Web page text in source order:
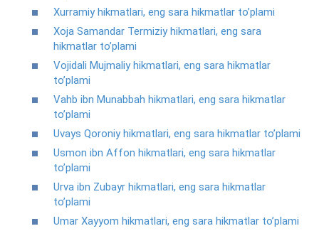
Xurramiy hikmatlari, eng sara hikmatlar to’plami
Xoja Samandar Termiziy hikmatlari, eng sara
hikmatlar to’plami
Vojidali Mujmaliy hikmatlari, eng sara hikmatlar
to’plami
Vahb ibn Munabbah hikmatlari, eng sara hikmatlar
to’plami
Uvays Qoroniy hikmatlari, eng sara hikmatlar to’plami
Usmon ibn Affon hikmatlari, eng sara hikmatlar
to’plami
Urva ibn Zubayr hikmatlari, eng sara hikmatlar
to’plami
Umar Xayyom hikmatlari, eng sara hikmatlar to’plami